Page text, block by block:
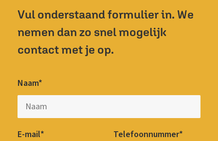
Vul onderstaand formulier in. We
nemen dan zo snel mogelijk
contact met je op.
Naam*
E-mail* Telefoonnummer*